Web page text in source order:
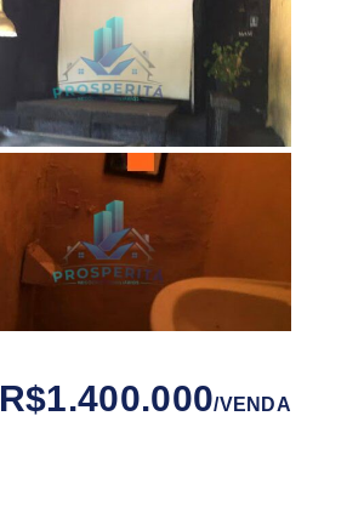
R$1.400.000/VENDA